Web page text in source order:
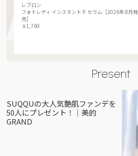
レブロン
フォトレディ インスタント P. セラム［2026年 8月発
売］
￥1,760
Present
SUQQUの大人気艶肌ファンデを
50人にプレゼント！｜美的
GRAND